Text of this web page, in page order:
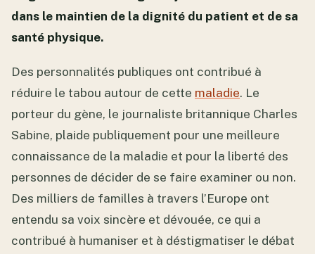
dans le maintien de la dignité du patient et de sa
santé physique.
Des personnalités publiques ont contribué à
réduire le tabou autour de cette maladie. Le
porteur du gène, le journaliste britannique Charles
Sabine, plaide publiquement pour une meilleure
connaissance de la maladie et pour la liberté des
personnes de décider de se faire examiner ou non.
Des milliers de familles à travers l’Europe ont
entendu sa voix sincère et dévouée, ce qui a
contribué à humaniser et à déstigmatiser le débat